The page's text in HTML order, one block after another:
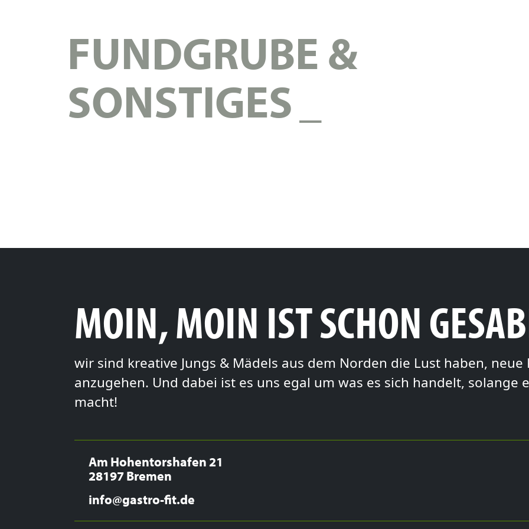
FUNDGRUBE &
SONSTIGES
MOIN, MOIN IST SCHON
wir sind kreative Jungs & Mädels aus dem Norden die Lust haben, neue
anzugehen. Und dabei ist es uns egal um was es sich handelt, solange
macht!
Am Hohentorshafen 21
28197 Bremen
info@gastro-fit.de